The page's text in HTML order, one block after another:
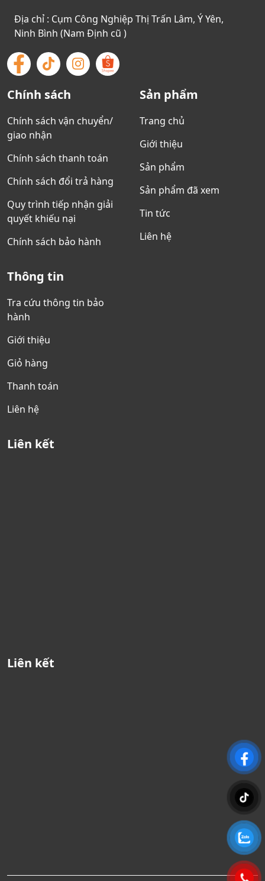
Địa chỉ : Cụm Công Nghiệp Thị Trấn Lâm, Ý Yên,
Ninh Bình (Nam Định cũ )
Chính sách
Chính sách vận chuyển/
giao nhận
Chính sách thanh toán
Chính sách đổi trả hàng
Quy trình tiếp nhận giải
quyết khiếu nại
Chính sách bảo hành
Sản phẩm
Trang chủ
Giới thiệu
Sản phẩm
Sản phẩm đã xem
Tin tức
Liên hệ
Thông tin
Tra cứu thông tin bảo
hành
Giới thiệu
Giỏ hàng
Thanh toán
Liên hệ
Liên kết
Liên kết